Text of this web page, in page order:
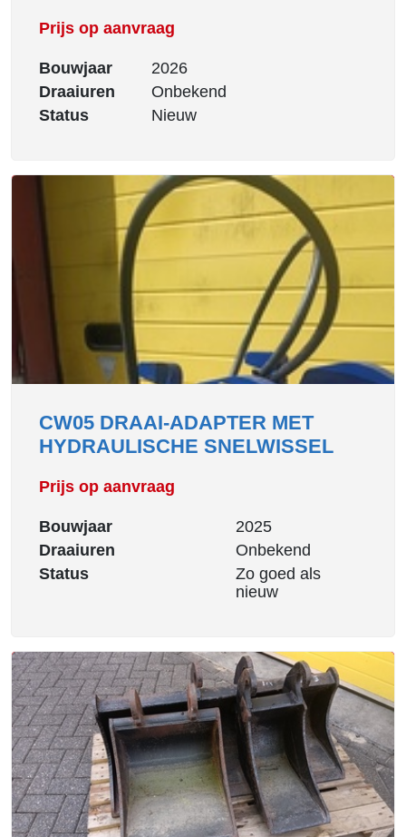
Prijs op aanvraag
Bouwjaar
2026
Draaiuren
Onbekend
Status
Nieuw
CW05 DRAAI-ADAPTER MET
HYDRAULISCHE SNELWISSEL
Prijs op aanvraag
Bouwjaar
2025
Draaiuren
Onbekend
Status
Zo goed als
nieuw